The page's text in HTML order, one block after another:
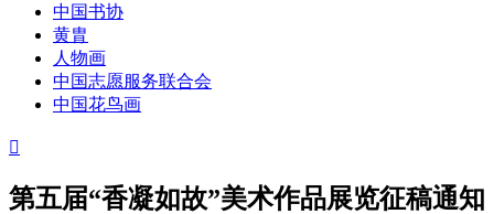
中国书协
黄胄
人物画
中国志愿服务联合会
中国花鸟画

第五届“香凝如故”美术作品展览征稿通知